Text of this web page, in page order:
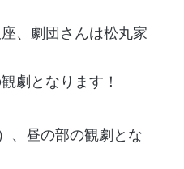
、劇団さんは松丸家
劇となります！
、昼の部の観劇とな